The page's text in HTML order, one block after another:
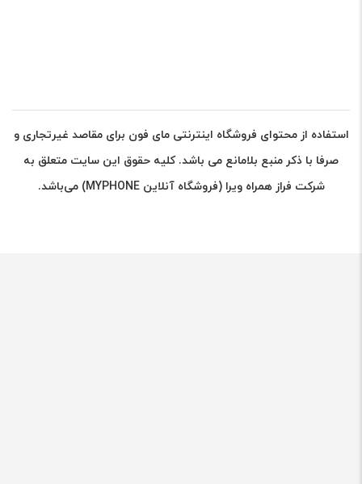
استفاده از محتوای فروشگاه اینترنتی مای فون برای مقاصد غیرتجاری و
صرفا با ذکر منبع بلامانع می باشد. کلیه حقوق این سایت متعلق به
شرکت فراز همراه ویرا (فروشگاه آنلاین MYPHONE) می‌باشد.